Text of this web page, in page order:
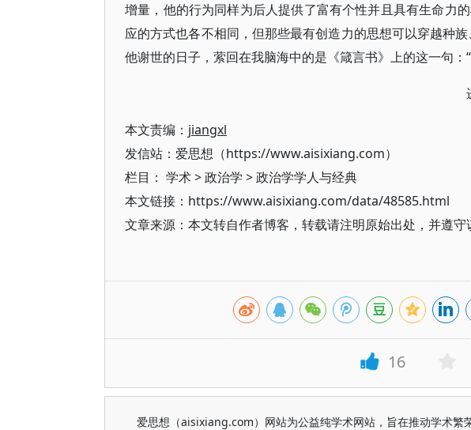
增量，他的行为同样为后人提供了富有个性并且具有生命力
应的方式也各不相同，但那些最有创造力的思想可以穿越种
他谢世的日子，萦回在我脑海中的是《箴言书》上的这一句
本文责编： jiangxl
发信站：爱思想（https://www.aisixiang.com）
栏目： 学术>政治学 >政治学学人与经典
本文链接：https://www.aisixiang.com/data/48585.html
文章来源：本文转自作者博客，转载请注明原始出处，并遵守
16
爱思想（aisixiang.com）网站为公益纯学术网站，旨在推动学术繁